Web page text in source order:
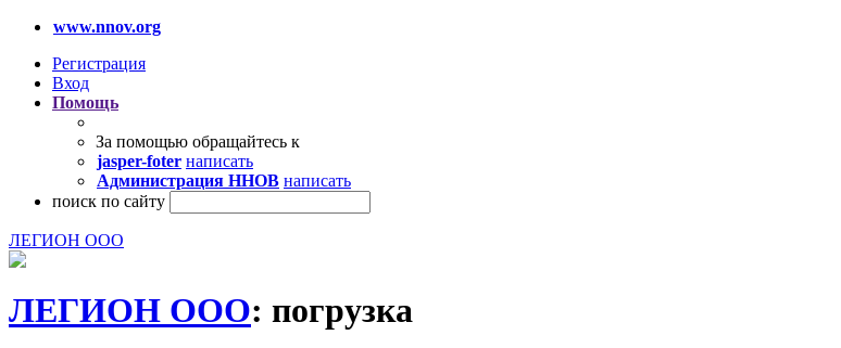
www.nnov.org
Регистрация
Вход
Помощь
За помощью обращайтесь к
jasper-foter написать
Администрация ННОВ написать
поиск по сайту
ЛЕГИОН ООО
ЛЕГИОН ООО: погрузка